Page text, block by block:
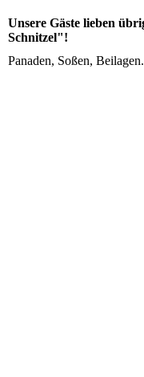
Unsere Gäste lieben
Schnitzel"!
Panaden, Soßen,